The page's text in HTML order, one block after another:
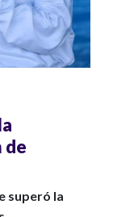
de
superó la